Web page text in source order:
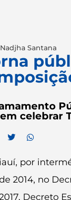
Santana
celebrar
por
2014, no
Decreto